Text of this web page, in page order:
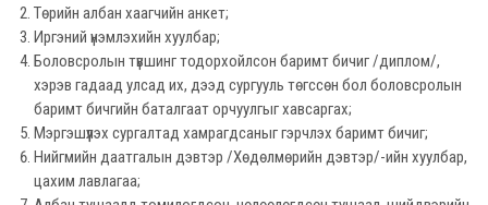
Төрийн албан хаагчийн анкет;
Иргэний үнэмлэхийн хуулбар;
Боловсролын түвшинг тодорхойлсон баримт бичиг /диплом/,
хэрэв гадаад улсад их, дээд сургууль төгссөн бол боловсролын
баримт бичгийн баталгаат орчуулгыг хавсаргах;
Мэргэшүүлэх сургалтад хамрагдсаныг гэрчлэх баримт бичиг;
Нийгмийн даатгалын дэвтэр /Хөдөлмөрийн дэвтэр/-ийн хуулбар,
цахим лавлагаа;